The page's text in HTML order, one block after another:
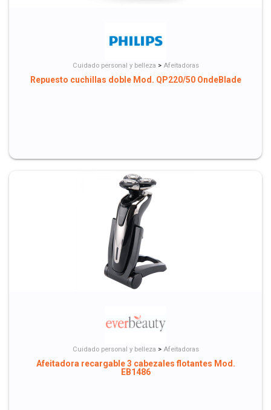
Cuidado personal y belleza >Afeitadoras
Repuesto cuchillas doble Mod. QP220/50 OndeBlade
Cuidado personal y belleza >Afeitadoras
Afeitadora recargable 3 cabezales flotantes Mod.
EB1486